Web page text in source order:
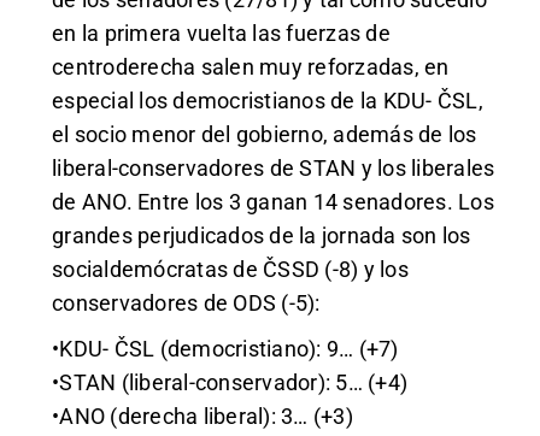
en la primera vuelta las fuerzas de
centroderecha salen muy reforzadas, en
especial los democristianos de la KDU- ČSL,
el socio menor del gobierno, además de los
liberal-conservadores de STAN y los liberales
de ANO. Entre los 3 ganan 14 senadores. Los
grandes perjudicados de la jornada son los
socialdemócratas de ČSSD (-8) y los
conservadores de ODS (-5):
•KDU- ČSL (democristiano): 9… (+7)
•STAN (liberal-conservador): 5… (+4)
•ANO (derecha liberal): 3… (+3)